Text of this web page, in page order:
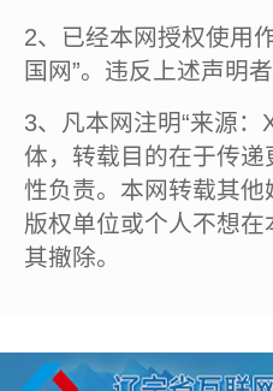
2、已经本网授权使用
国网”。违反上述声明
3、凡本网注明“来源
体，转载目的在于传
性负责。本网转载其
版权单位或个人不想
其撤除。